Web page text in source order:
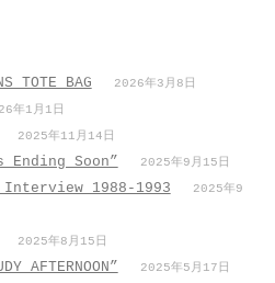
TOTE BAG 2026年3月8日
年1月1日
2025年11月14日
Ending Soon” 2025年9月15日
Interview 1988-1993
2025年9
2025年8月15日
AFTERNOON” 2025年5月17日